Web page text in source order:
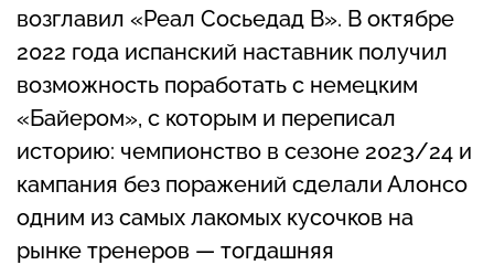
возглавил «Реал Сосьедад B». В октябре
2022 года испанский наставник получил
возможность поработать с немецким
«Байером», с которым и переписал
историю: чемпионство в сезоне 2023/24 и
кампания без поражений сделали Алонсо
одним из самых лакомых кусочков на
рынке тренеров — тогдашняя